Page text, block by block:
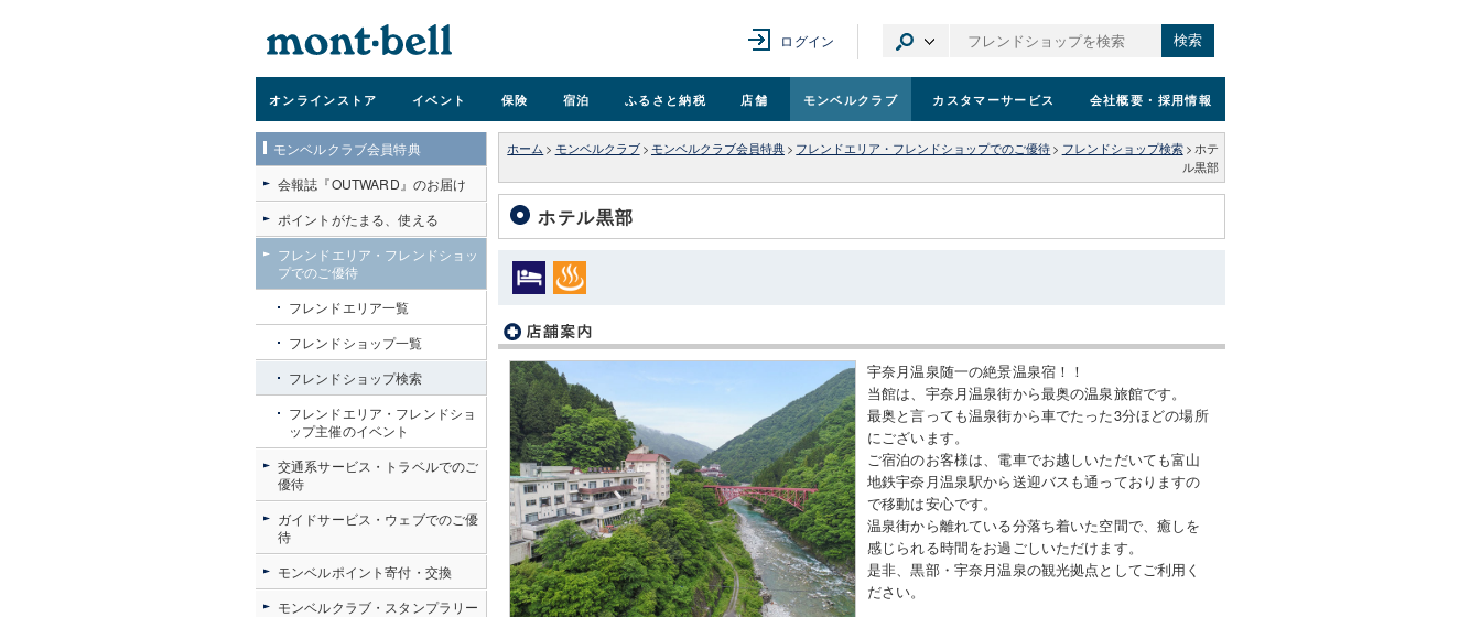
ログイン 検索
オンラインストア イベント 保険 宿泊 ふるさと納税 店舗 モンベルクラブ カスタマーサービス 会社概要 ・採用情報
ホーム > モンベルクラブ > モンベルクラブ会員特典 > フレンドエリア・フレンドショップでのご優待 > フレンドショップ検索 > ホテ
ル黒部
ホテル黒部
宇奈月温泉随一の絶景温泉宿！！
当館は、宇奈月温泉街から最奥の温泉旅館です。
最奥と言っても温泉街から車でたった3分ほどの場所
にございます。
ご宿泊のお客様は、電車でお越しいただいても富山
地鉄宇奈月温泉駅から送迎バスも通っておりますの
で移動は安心です。
温泉街から離れている分落ち着いた空間で、癒しを
感じられる時間をお過ごしいただけます。
是非、黒部・宇奈月温泉の観光拠点としてご利用く
ださい。
モンベルクラブ会員特典
会報誌『OUTWARD』のお届け
ポイントがたまる、使える
フレンドエリア・フレンドショッ
プでのご優待
フレンドエリア一覧
フレンドショップ一覧
フレンドショップ検索
フレンドエリア・フレンドショ
ップ主催のイベント
交通系サービス・トラベルでのご
優待
ガイドサービス・ウェブでのご優
待
モンベルポイント寄付・交換
モンベルクラブ・スタンプラリー